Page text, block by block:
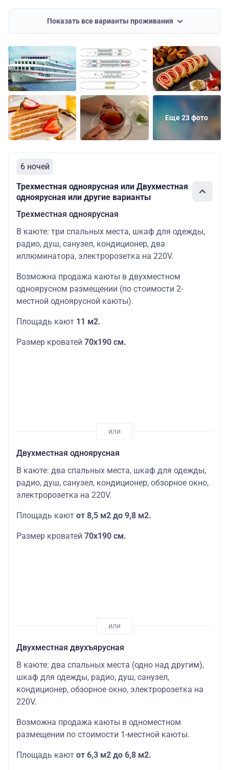
Шлюпочная
одноярусная
мест: 2
Показать все варианты проживания
Еще 23 фото
6 ночей
Трехместная одноярусная или Двухместная
одноярусная или другие варианты
Трехместная одноярусная
В каюте: три спальных места, шкаф для одежды,
радио, душ, санузел, кондиционер, два
иллюминатора, электророзетка на 220V.
Возможна продажа каюты в двухместном
одноярусном размещении (по стоимости 2-
местной одноярусной каюты).
Площадь кают 11 м2.
Размер кроватей 70х190 см.
Двухместная одноярусная
В каюте: два спальных места, шкаф для одежды,
радио, душ, санузел, кондиционер, обзорное окно,
электророзетка на 220V.
Площадь кают от 8,5 м2 до 9,8 м2.
Размер кроватей 70х190 см.
Двухместная двухъярусная
В каюте: два спальных места (одно над другим),
шкаф для одежды, радио, душ, санузел,
кондиционер, обзорное окно, электророзетка на
220V.
Возможна продажа каюты в одноместном
размещении по стоимости 1-местной каюты.
Площадь кают от 6,3 м2 до 6,8 м2.